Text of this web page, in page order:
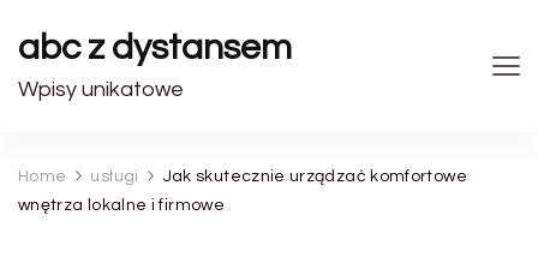
abc z dystansem
Wpisy unikatowe
Home usługi
Jak skutecznie urządzać komfortowe
wnętrza lokalne i firmowe